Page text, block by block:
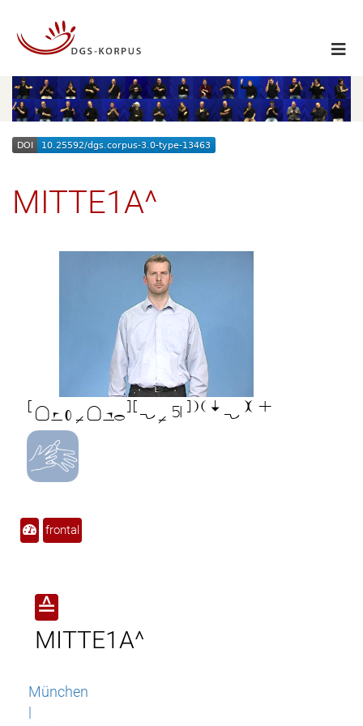
MITTE1A^

frontal
≙
MITTE1A^
München
|